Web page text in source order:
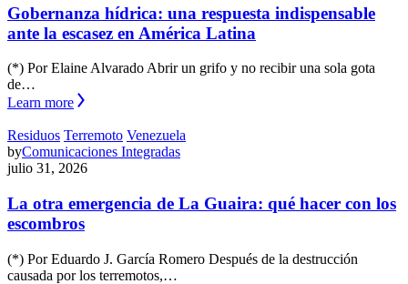
Gobernanza hídrica: una respuesta indispensable
ante la escasez en América Latina
(*) Por Elaine Alvarado Abrir un grifo y no recibir una sola gota
de…
Learn more
Residuos Terremoto Venezuela
byComunicaciones Integradas
julio 31, 2026
La otra emergencia de La Guaira: qué hacer con los
escombros
(*) Por Eduardo J. García Romero Después de la destrucción
causada por los terremotos,…